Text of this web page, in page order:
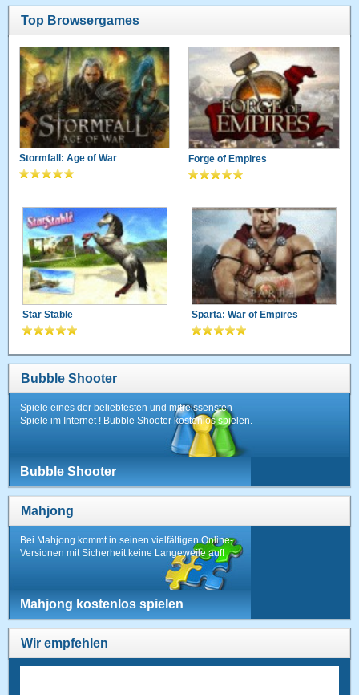
Top Browsergames
Stormfall: Age of War Forge of Empires
Star Stable Sparta: War of Empires
Bubble Shooter
Spiele eines der beliebtesten und mitreissensten
Spiele im Internet ! Bubble Shooter kostenlos spielen.
Bubble Shooter
Mahjong
Bei Mahjong kommt in seinen vielfältigen Online-
Versionen mit Sicherheit keine Langeweile auf!
Mahjong kostenlos spielen
Wir empfehlen